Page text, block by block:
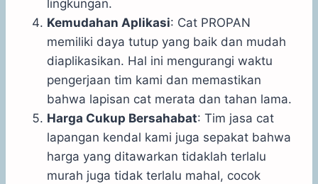
lingkungan.
Kemudahan Aplikasi: Cat PROPAN
memiliki daya tutup yang baik dan mudah
diaplikasikan. Hal ini mengurangi waktu
pengerjaan tim kami dan memastikan
bahwa lapisan cat merata dan tahan lama.
Harga Cukup Bersahabat: Tim jasa cat
lapangan kendal kami juga sepakat bahwa
harga yang ditawarkan tidaklah terlalu
murah juga tidak terlalu mahal, cocok